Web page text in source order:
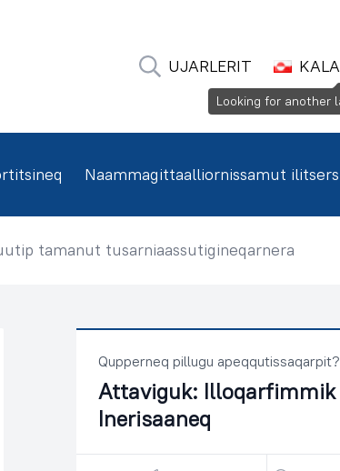
UJARLERIT
Naammagittaalliornissamut
tamanut tusarniaassutigineqarnera
Qupperneq pillugu apeqqutissaqarpit?
Attaviguk: Illoqarfimmik
Inerisaaneq